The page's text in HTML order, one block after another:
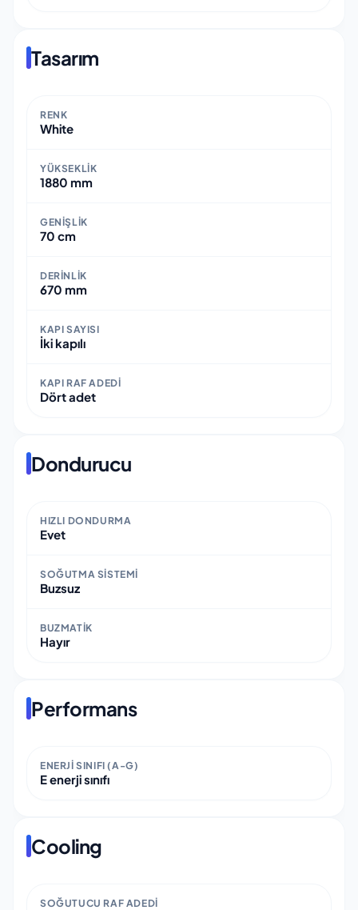
Tasarım
RENK
White
YÜKSEKLIK
1880 mm
GENIŞLIK
70 cm
DERINLIK
670 mm
KAPI SAYISI
İki kapılı
KAPI RAF ADEDI
Dört adet
Dondurucu
HIZLI DONDURMA
Evet
SOĞUTMA SISTEMI
Buzsuz
BUZMATIK
Hayır
Performans
ENERJI SINIFI (A-G)
E enerji sınıfı
Cooling
SOĞUTUCU RAF ADEDI